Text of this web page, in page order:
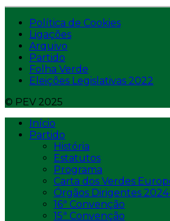
Política de Cookies
Ligações
Arquivo
Partido
Folha Verde
Eleições Legislativas 2022
© PEV 2025
Início
Partido
História
Estatutos
Programa
Carta dos Verdes
Órgãos Dirigentes
16ª Convenção
15ª Convenção